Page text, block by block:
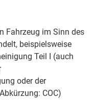
Fahrzeug im Sinn des
beispielsweise
Teil I (auch
oder der
COC)